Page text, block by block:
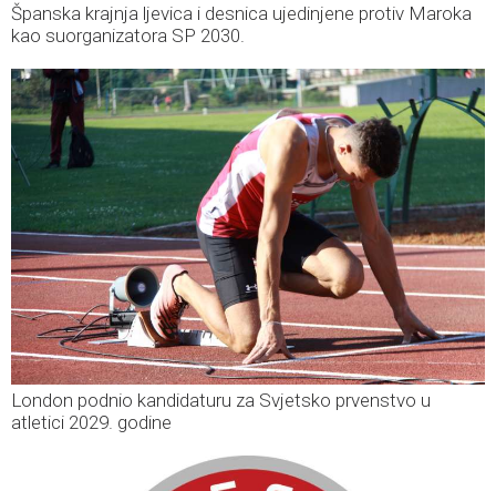
Španska krajnja ljevica i desnica ujedinjene protiv Maroka
kao suorganizatora SP 2030.
London podnio kandidaturu za Svjetsko prvenstvo u
atletici 2029. godine